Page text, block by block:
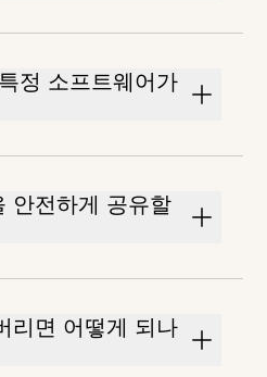
정 소프트웨어가
안전하게 공유할
리면 어떻게 되나